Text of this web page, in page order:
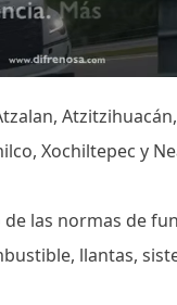
Xochiltepec y
las normas de
llantas,